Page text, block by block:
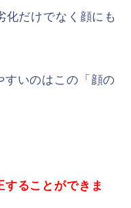
化だけでなく顔にも
すいのはこの「顔の
ることができま